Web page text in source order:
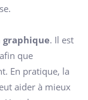
graphique. Il est
que
En pratique, la
aider à mieux